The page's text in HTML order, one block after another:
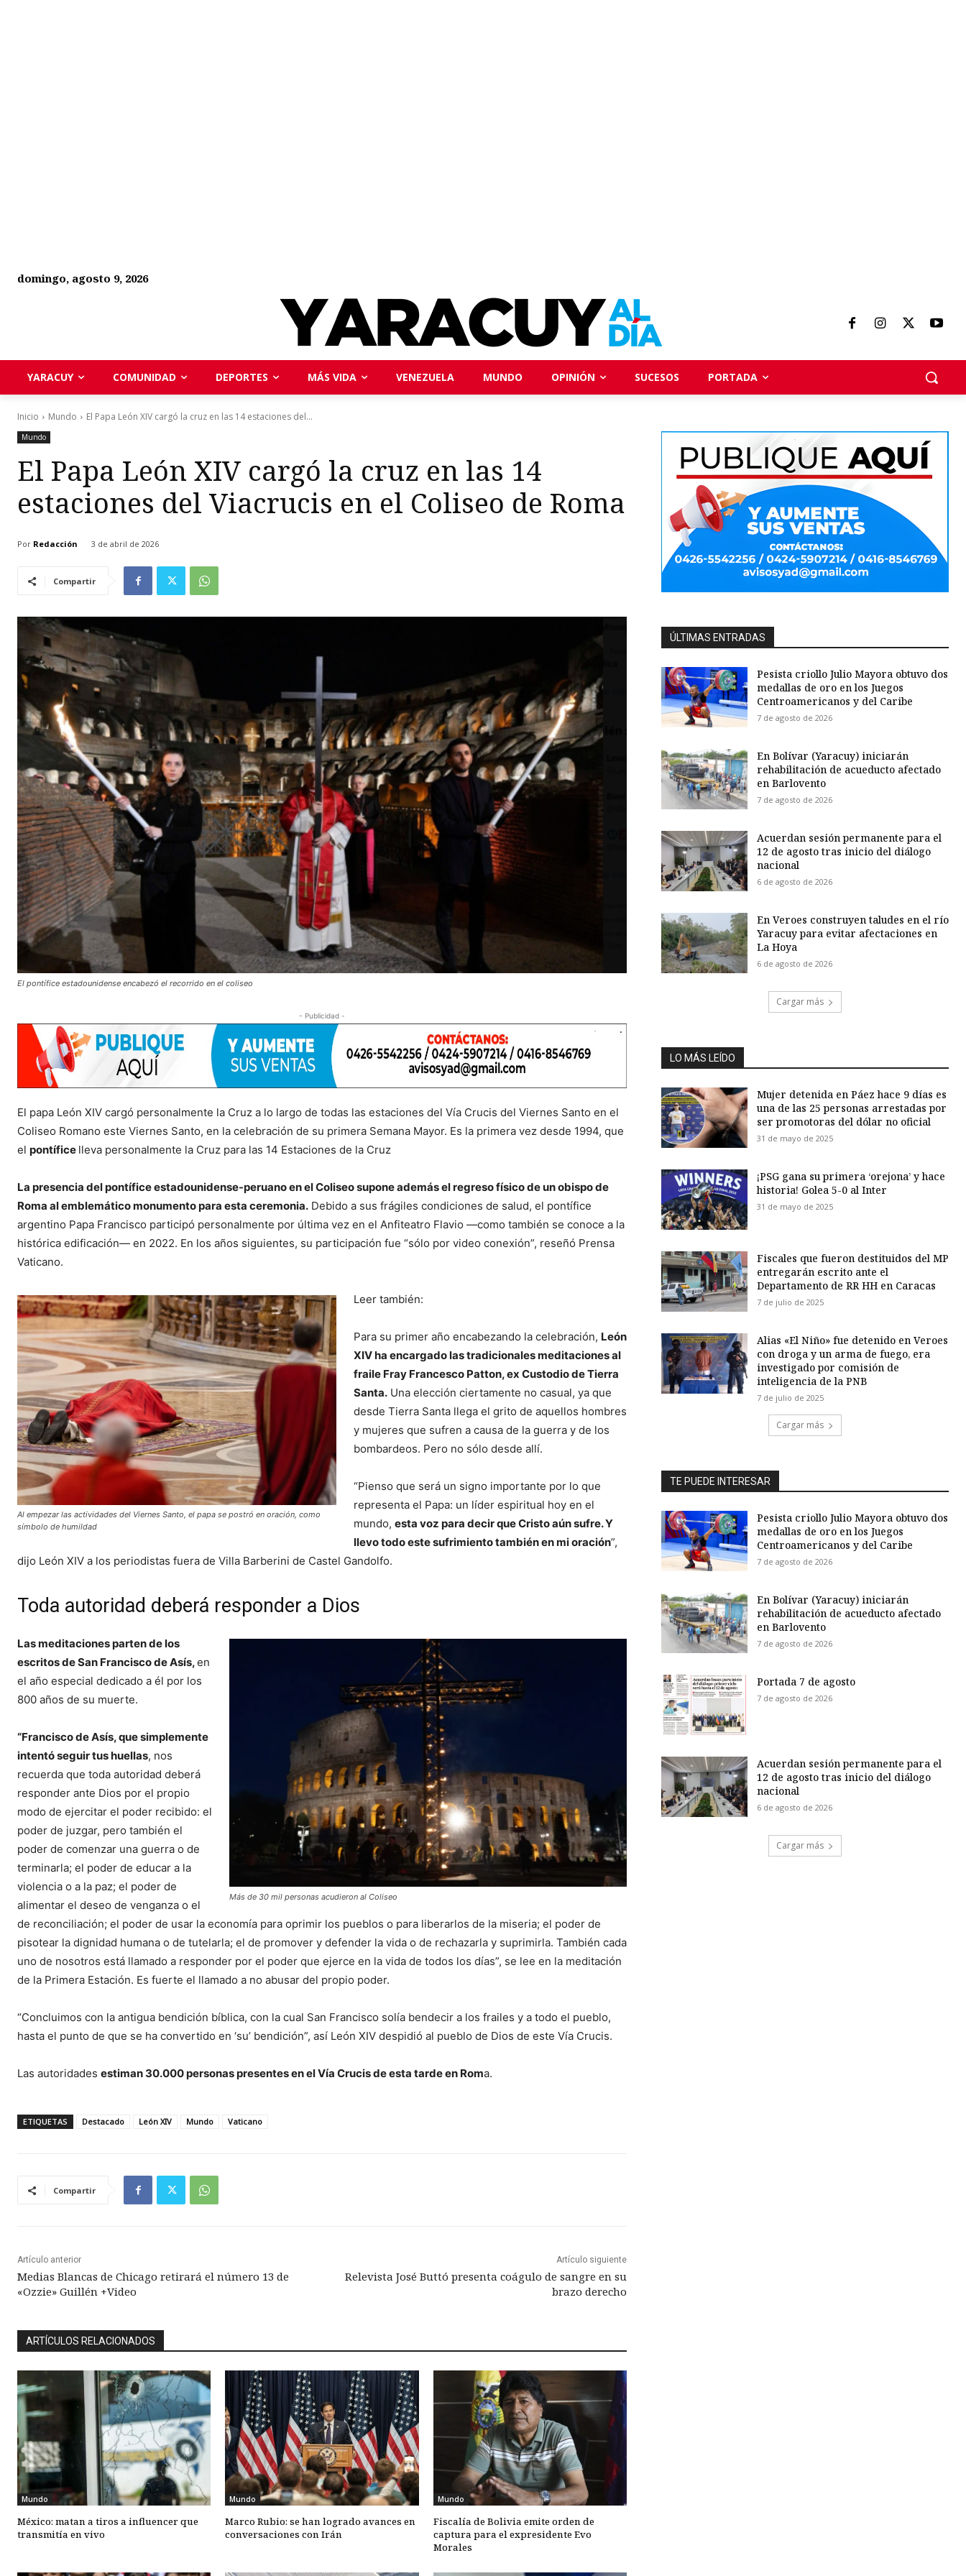
domingo, agosto 9, 2026
YARACUY COMUNIDAD DEPORTES MÁS VIDA VENEZUELA MUNDO OPINIÓN SUCESOS PORTADA
Inicio Mundo El Papa León XIV cargó la cruz en las 14 estaciones del...
Mundo
El Papa León XIV cargó la cruz en las 14
estaciones del Viacrucis en el Coliseo de Roma
Por Redacción 3 de abril de 2026
Compartir
El pontífice estadounidense encabezó el recorrido en el coliseo
- Publicidad -
El papa León XIV cargó personalmente la Cruz a lo largo de todas las estaciones del Vía Crucis del Viernes Santo en el
Coliseo Romano este Viernes Santo, en la celebración de su primera Semana Mayor. Es la primera vez desde 1994, que
el pontífice lleva personalmente la Cruz para las 14 Estaciones de la Cruz
La presencia del pontífice estadounidense-peruano en el Coliseo supone además el regreso físico de un obispo de
Roma al emblemático monumento para esta ceremonia. Debido a sus frágiles condiciones de salud, el pontífice
argentino Papa Francisco participó personalmente por última vez en el Anfiteatro Flavio —como también se conoce a la
histórica edificación— en 2022. En los años siguientes, su participación fue “sólo por video conexión”, reseñó Prensa
Vaticano.
Al empezar las actividades del Viernes Santo, el papa se postró en oración, como
símbolo de humildad
Leer también:
Para su primer año encabezando la celebración, León
XIV ha encargado las tradicionales meditaciones al
fraile Fray Francesco Patton, ex Custodio de Tierra
Santa. Una elección ciertamente no casual, ya que
desde Tierra Santa llega el grito de aquellos hombres
y mujeres que sufren a causa de la guerra y de los
bombardeos. Pero no sólo desde allí.
“Pienso que será un signo importante por lo que
representa el Papa: un líder espiritual hoy en el
mundo, esta voz para decir que Cristo aún sufre. Y
llevo todo este sufrimiento también en mi oración”,
dijo León XIV a los periodistas fuera de Villa Barberini de Castel Gandolfo.
Toda autoridad deberá responder a Dios
Más de 30 mil personas acudieron al Coliseo
Las meditaciones parten de los
escritos de San Francisco de Asís,en
el año especial dedicado a él por los
800 años de su muerte.
“Francisco de Asís, que simplemente
intentó seguir tus huellas, nos
recuerda que toda autoridad deberá
responder ante Dios por el propio
modo de ejercitar el poder recibido: el
poder de juzgar, pero también el
poder de comenzar una guerra o de
terminarla; el poder de educar a la
violencia o a la paz; el poder de
alimentar el deseo de venganza o el
de reconciliación; el poder de usar la economía para oprimir los pueblos o para liberarlos de la miseria; el poder de
pisotear la dignidad humana o de tutelarla; el de promover y defender la vida o de rechazarla y suprimirla. También cada
uno de nosotros está llamado a responder por el poder que ejerce en la vida de todos los días”, se lee en la meditación
de la Primera Estación. Es fuerte el llamado a no abusar del propio poder.
“Concluimos con la antigua bendición bíblica, con la cual San Francisco solía bendecir a los frailes y a todo el pueblo,
hasta el punto de que se ha convertido en ‘su’ bendición”, así León XIV despidió al pueblo de Dios de este Vía Crucis.
Las autoridades estiman 30.000 personas presentes en el Vía Crucis de esta tarde en Roma.
ETIQUETAS Destacado León XIV Mundo Vaticano
Compartir
Artículo anterior
Medias Blancas de Chicago retirará el número 13 de
«Ozzie» Guillén +Video
Artículo siguiente
Relevista José Buttó presenta coágulo de sangre en su
brazo derecho
ARTÍCULOS RELACIONADOS
Mundo
México: matan a tiros a influencer que
transmitía en vivo
Mundo
Marco Rubio: se han logrado avances en
conversaciones con Irán
Mundo
Fiscalía de Bolivia emite orden de
captura para el expresidente Evo
Morales
ÚLTIMAS ENTRADAS
Pesista criollo Julio Mayora obtuvo dos
medallas de oro en los Juegos
Centroamericanos y del Caribe
7 de agosto de 2026
En Bolívar (Yaracuy) iniciarán
rehabilitación de acueducto afectado
en Barlovento
7 de agosto de 2026
Acuerdan sesión permanente para el
12 de agosto tras inicio del diálogo
nacional
6 de agosto de 2026
En Veroes construyen taludes en el río
Yaracuy para evitar afectaciones en
La Hoya
6 de agosto de 2026
Cargar más
LO MÁS LEÍDO
Mujer detenida en Páez hace 9 días es
una de las 25 personas arrestadas por
ser promotoras del dólar no oficial
31 de mayo de 2025
¡PSG gana su primera ‘orejona’ y hace
historia! Golea 5-0 al Inter
31 de mayo de 2025
Fiscales que fueron destituidos del MP
entregarán escrito ante el
Departamento de RR HH en Caracas
7 de julio de 2025
Alias «El Niño» fue detenido en Veroes
con droga y un arma de fuego, era
investigado por comisión de
inteligencia de la PNB
7 de julio de 2025
Cargar más
TE PUEDE INTERESAR
Pesista criollo Julio Mayora obtuvo dos
medallas de oro en los Juegos
Centroamericanos y del Caribe
7 de agosto de 2026
En Bolívar (Yaracuy) iniciarán
rehabilitación de acueducto afectado
en Barlovento
7 de agosto de 2026
Portada 7 de agosto
7 de agosto de 2026
Acuerdan sesión permanente para el
12 de agosto tras inicio del diálogo
nacional
6 de agosto de 2026
Cargar más